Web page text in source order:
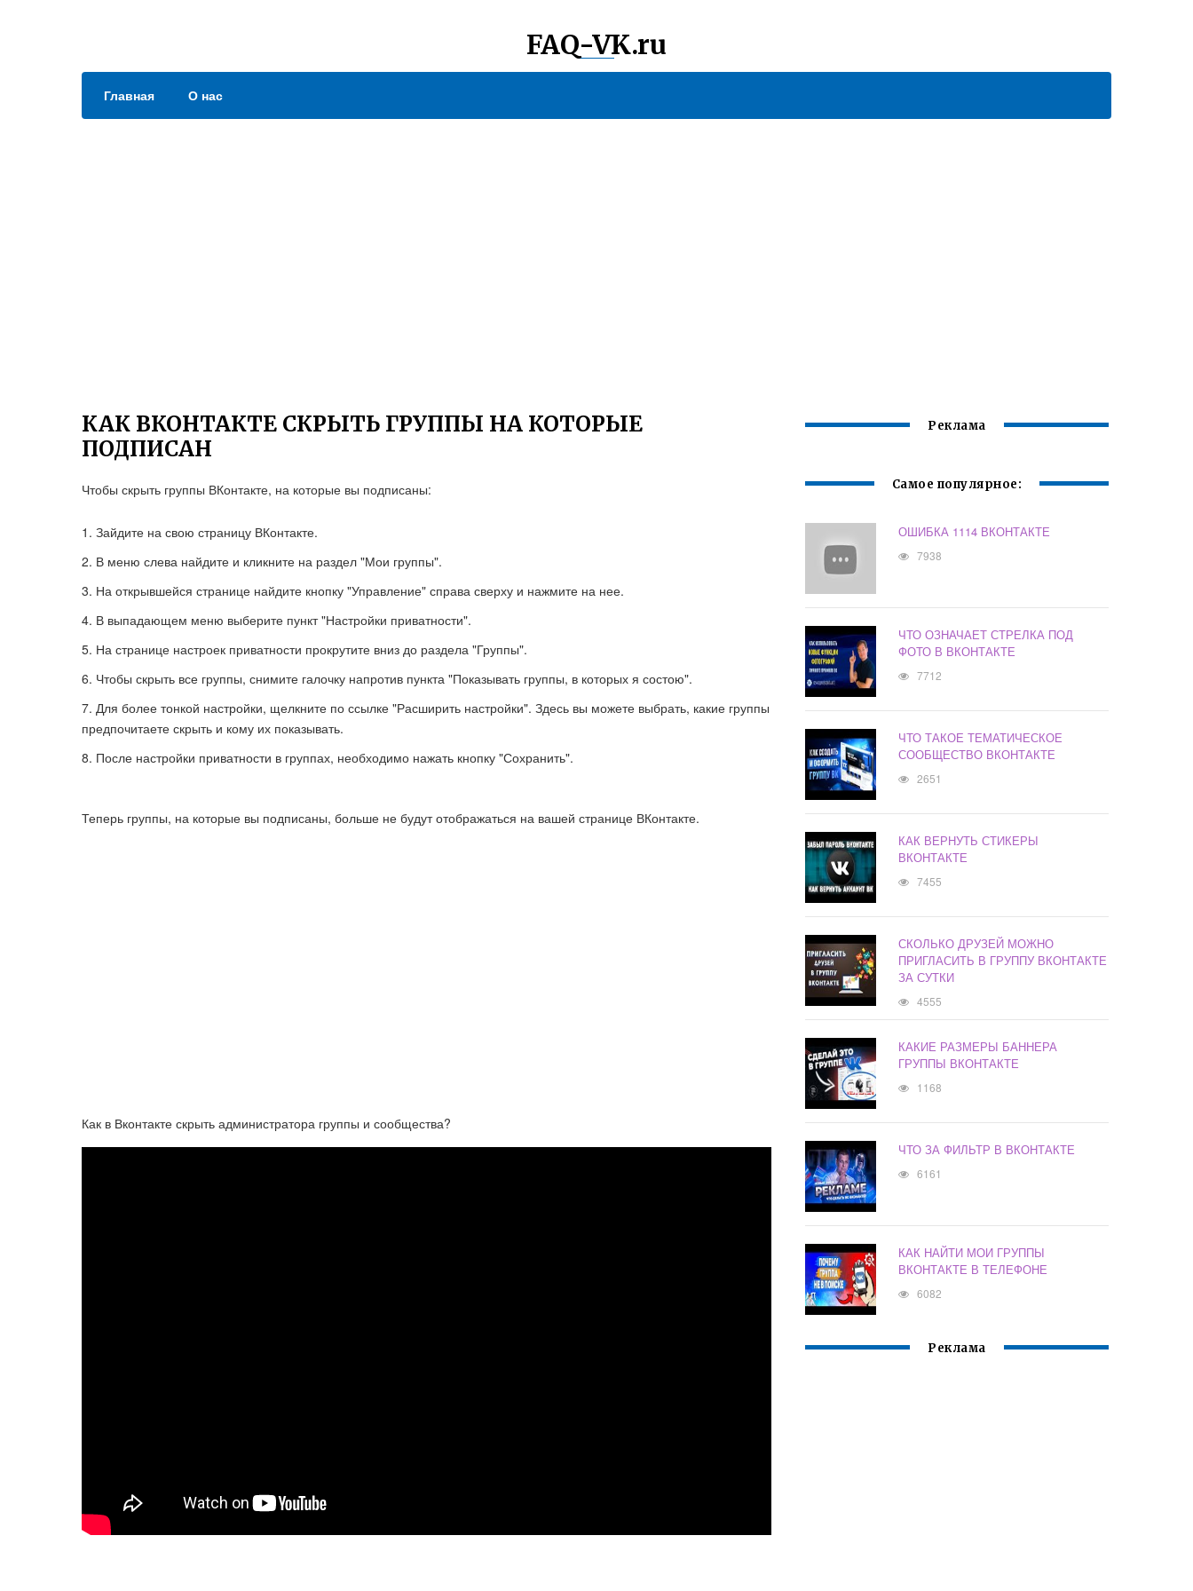
FAQ-VK.ru
Главная О нас
КАК ВКОНТАКТЕ СКРЫТЬ ГРУППЫ НА КОТОРЫЕ
ПОДПИСАН
Чтобы скрыть группы ВКонтакте, на которые вы подписаны:
Зайдите на свою страницу ВКонтакте.
В меню слева найдите и кликните на раздел "Мои группы".
На открывшейся странице найдите кнопку "Управление" справа сверху и нажмите на нее.
В выпадающем меню выберите пункт "Настройки приватности".
На странице настроек приватности прокрутите вниз до раздела "Группы".
Чтобы скрыть все группы, снимите галочку напротив пункта "Показывать группы, в которых я состою".
Для более тонкой настройки, щелкните по ссылке "Расширить настройки". Здесь вы можете выбрать, какие группы
предпочитаете скрыть и кому их показывать.
После настройки приватности в группах, необходимо нажать кнопку "Сохранить".
Теперь группы, на которые вы подписаны, больше не будут отображаться на вашей странице ВКонтакте.
Как в Вконтакте скрыть администратора группы и сообщества?
Реклама
Самое популярное:
ОШИБКА 1114 ВКОНТАКТЕ
7938
ЧТО ОЗНАЧАЕТ СТРЕЛКА ПОД
ФОТО В ВКОНТАКТЕ
7712
ЧТО ТАКОЕ ТЕМАТИЧЕСКОЕ
СООБЩЕСТВО ВКОНТАКТЕ
2651
КАК ВЕРНУТЬ СТИКЕРЫ
ВКОНТАКТЕ
7455
СКОЛЬКО ДРУЗЕЙ МОЖНО
ПРИГЛАСИТЬ В ГРУППУ ВКОНТАКТЕ
ЗА СУТКИ
4555
КАКИЕ РАЗМЕРЫ БАННЕРА
ГРУППЫ ВКОНТАКТЕ
1168
ЧТО ЗА ФИЛЬТР В ВКОНТАКТЕ
6161
КАК НАЙТИ МОИ ГРУППЫ
ВКОНТАКТЕ В ТЕЛЕФОНЕ
6082
Реклама